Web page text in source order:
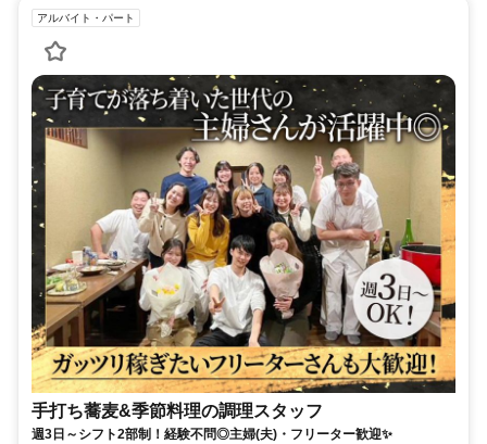
アルバイト・パート
手打ち蕎麦&季節料理の調理スタッフ
週3日～シフト2部制！経験不問◎主婦(夫)・フリーター歓迎✨